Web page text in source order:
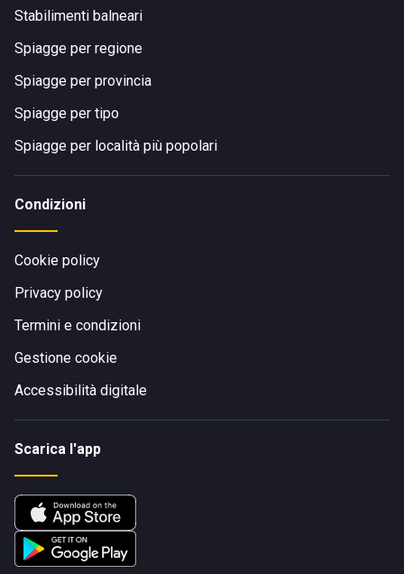
Stabilimenti balneari
Spiagge per regione
Spiagge per provincia
Spiagge per tipo
Spiagge per località più popolari
Condizioni
Cookie policy
Privacy policy
Termini e condizioni
Gestione cookie
Accessibilità digitale
Scarica l'app